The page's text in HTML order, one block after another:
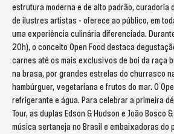
estrutura moderna e de alto padrão,
de ilustres artistas - oferece ao público, em
uma experiência culinária diferenciada.
20h), o conceito Open Food destaca
carnes até os mais exclusivos de boi da raça
na brasa, por grandes estrelas do churrasco
hambúrguer, vegetariana e frutos do mar. O
refrigerante e água. Para celebrar a primeira
Tour, as duplas Edson & Hudson e João Bosco
música sertaneja no Brasil e embaixadoras do